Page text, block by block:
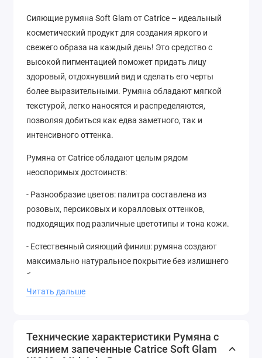
Сияющие румяна Soft Glam от Catrice – идеальный
косметический продукт для создания яркого и
свежего образа на каждый день! Это средство с
высокой пигментацией поможет придать лицу
здоровый, отдохнувший вид и сделать его черты
более выразительными. Румяна обладают мягкой
текстурой, легко наносятся и распределяются,
позволяя добиться как едва заметного, так и
интенсивного оттенка.
Румяна от Catrice обладают целым рядом
неоспоримых достоинств:
- Разнообразие цветов: палитра составлена из
розовых, персиковых и коралловых оттенков,
подходящих под различные цветотипы и тона кожи.
- Естественный сияющий финиш: румяна создают
максимально натуральное покрытие без излишнего
блеска.
- Стойкость: уникальная формула продукта
- Удобство использования: компактная упаковка
округлой формы делает этот продукт идеальным для
Читать дальше
Технические характеристики Румяна с
сиянием запеченные Catrice Soft Glam